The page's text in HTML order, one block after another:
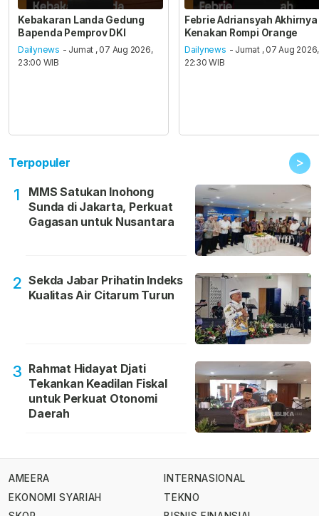
Kebakaran Landa Gedung
Bapenda Pemprov DKI
Dailynews - Jumat , 07 Aug 2026,
23:00 WIB
Febrie Adriansyah Akhirnya
Kenakan Rompi Orange
Dailynews - Jumat , 07 Aug 2026,
22:30 WIB
Terpopuler >
1
MMS Satukan Inohong
Sunda di Jakarta, Perkuat
Gagasan untuk Nusantara
2 Sekda Jabar Prihatin Indeks
Kualitas Air Citarum Turun
3 Rahmat Hidayat Djati
Tekankan Keadilan Fiskal
untuk Perkuat Otonomi
Daerah
AMEERA
EKONOMI SYARIAH
INTERNASIONAL
TEKNO